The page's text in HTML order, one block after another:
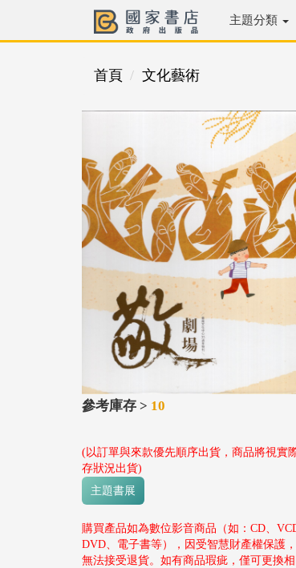
主題分類
首頁 文化藝術
參考庫存 > 10
(以訂單與來款優先順序出貨，商品將視實
存狀況出貨)
主題書展
購買產品如為數位影音商品（如：CD、
DVD、電子書等），因受智慧財產權保護
無法接受退貨。如有商品瑕疵，僅可更換